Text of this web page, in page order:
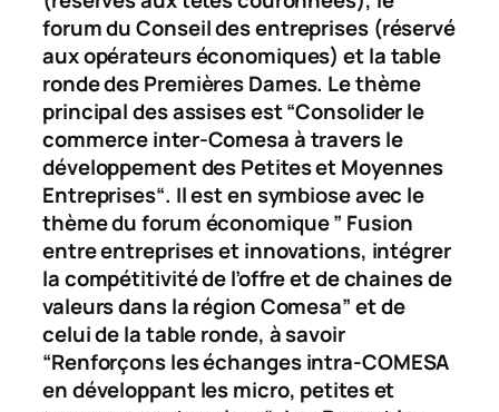
forumdu Conseil des entreprises(réservé
aux opérateurs économiques) et la table
ronde des Premières Dames. Le thème
principal des assises est “Consolider le
commerce inter-Comesa à travers le
développement des Petites et Moyennes
Entreprises“. Il est en symbiose avec le
thème du forum économique ” Fusion
entre entreprises et innovations, intégrer
la compétitivité de l’offre et de chaines de
valeurs dans la région Comesa” et de
celui de latable ronde, à savoir
“Renforçons les échanges intra-COMESA
en développant les micro, petites et